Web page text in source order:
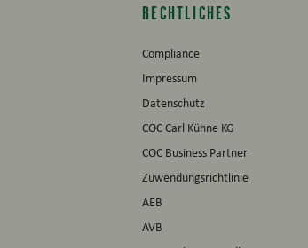
RECHTLICHES
Compliance
Impressum
Datenschutz
COC Carl Kühne KG
COC Business Partner
Zuwendungsrichtlinie
AEB
AVB